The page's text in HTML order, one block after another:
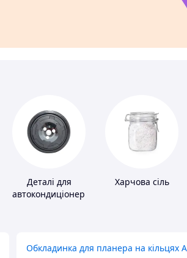
Деталі для
автокондиціонерів
Харчова сіль
Обкладинка для планера на кільцях